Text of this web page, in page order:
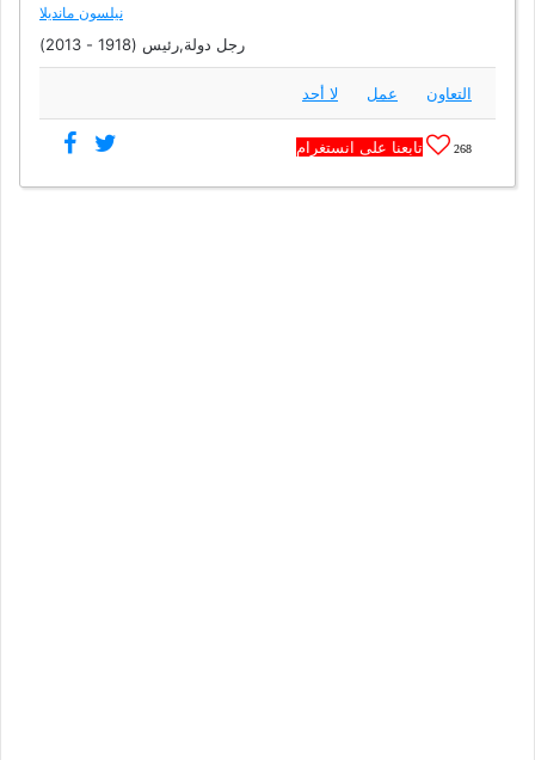
نيلسون مانديلا
رجل دولة,رئيس (1918 - 2013)
التعاون عمل لا أحد
268 تابعنا على انستغرام